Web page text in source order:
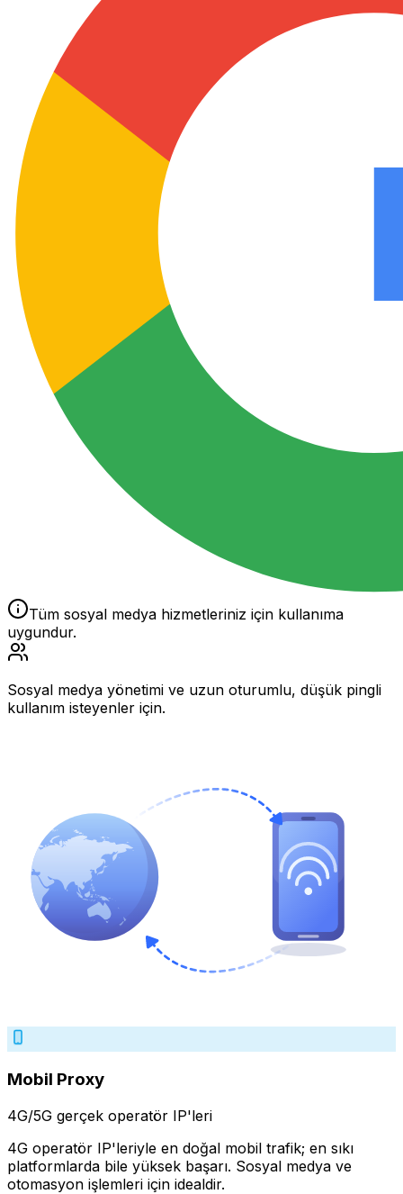
Tüm sosyal medya hizmetleriniz için kullanıma
uygundur.
Sosyal medya yönetimi ve uzun oturumlu, düşük pingli
kullanım isteyenler için.
Mobil Proxy
4G/5G gerçek operatör IP'leri
4G operatör IP'leriyle en doğal mobil trafik; en sıkı
platformlarda bile yüksek başarı. Sosyal medya ve
otomasyon işlemleri için idealdir.